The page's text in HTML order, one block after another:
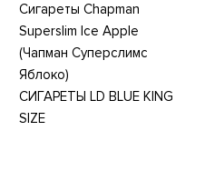
Сигареты Chapman
Superslim Ice Apple
(Чапман Суперслимс
Яблоко)
СИГАРЕТЫ LD BLUE KING
SIZE